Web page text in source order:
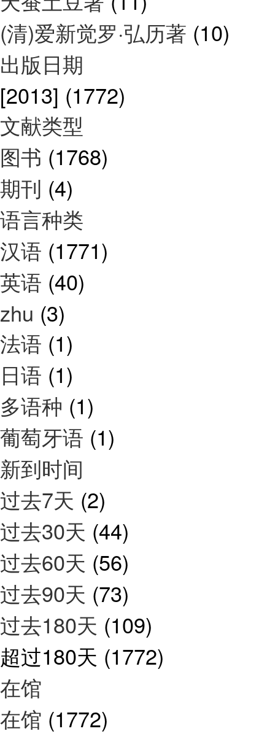
(清)爱新觉罗·弘历著 (10)
出版日期
[2013] (1772)
文献类型
图书 (1768)
期刊 (4)
语言种类
汉语 (1771)
英语 (40)
zhu (3)
法语 (1)
日语 (1)
多语种 (1)
葡萄牙语 (1)
新到时间
过去7天 (2)
过去30天 (44)
过去60天 (56)
过去90天 (73)
过去180天 (109)
超过180天 (1772)
在馆
在馆 (1772)